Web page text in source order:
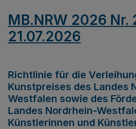
MB.NRW 2026 Nr.
21.07.2026
Richtlinie für die
Kunstpreises des Landes
Westfalen sowie des
Landes Nordrhein-
Künstlerinnen und